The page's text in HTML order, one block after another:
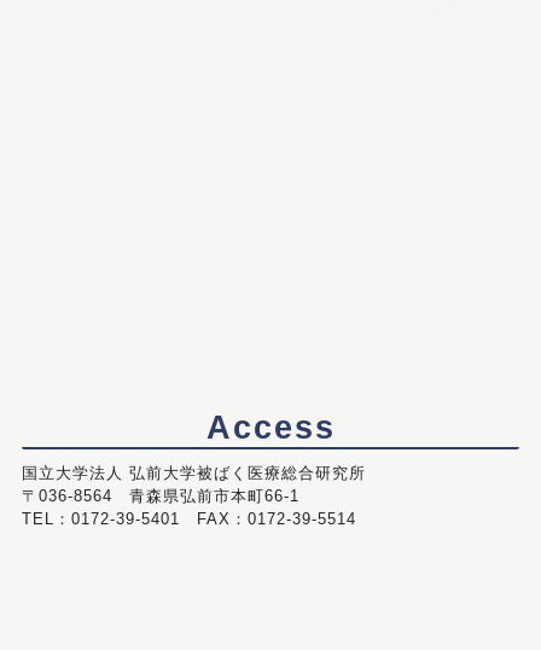
Access
国立大学法人 弘前大学被ばく医療総合研究所
〒036-8564 青森県弘前市本町66-1
TEL：0172-39-5401 FAX：0172-39-5514